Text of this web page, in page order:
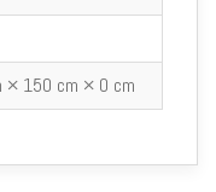
× 150 cm × 0 cm